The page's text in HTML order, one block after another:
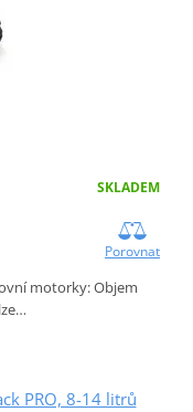
SKLADEM
Porovnat
motorky: Objem
PRO, 8-14 litrů